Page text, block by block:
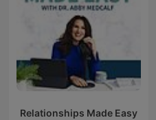
Relationships Made Easy